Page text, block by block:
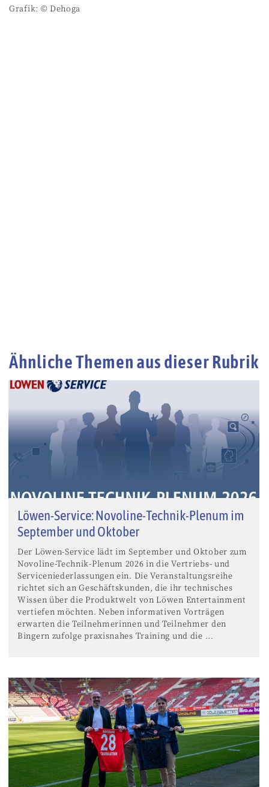
Grafik: © Dehoga
Ähnliche Themen aus dieser Rubrik
Löwen-Service: Novoline-Technik-Plenum im
September und Oktober
Der Löwen-Service lädt im September und Oktober zum
Novoline-Technik-Plenum 2026 in die Vertriebs- und
Serviceniederlassungen ein. Die Veranstaltungsreihe
richtet sich an Geschäftskunden, die ihr technisches
Wissen über die Produktwelt von Löwen Entertainment
vertiefen möchten. Neben informativen Vorträgen
erwarten die Teilnehmerinnen und Teilnehmer den
Bingern zufolge praxisnahes Training und die ...